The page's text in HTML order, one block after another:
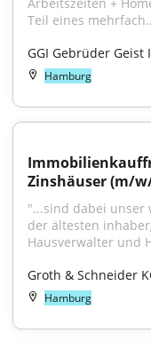
Teil eines
GGI Gebrüder Geist
Hamburg
Zinshäuser (m/
"...sind dabei unser
der ältesten
Hausverwalter und
Groth & Schneider
Hamburg